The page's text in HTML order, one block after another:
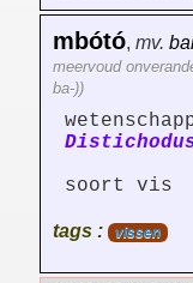
mbótó, mv.
meervoud
ba-))
soort vis
tags : vissen